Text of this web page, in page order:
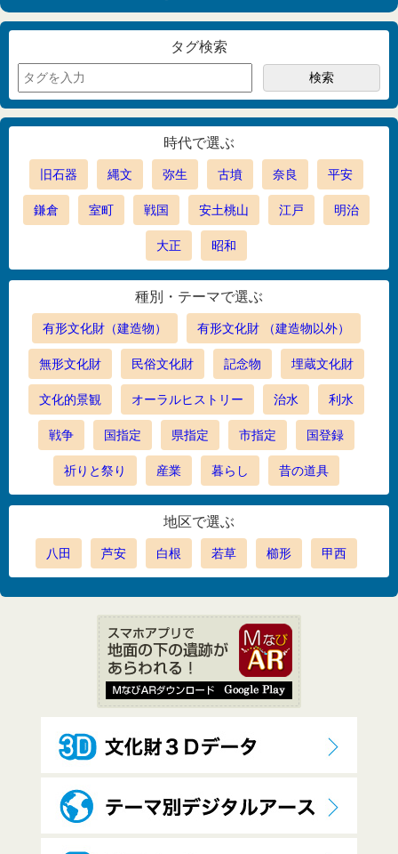
タグ検索
時代で選ぶ
旧石器 縄文 弥生 古墳 奈良 平安
鎌倉 室町 戦国 安土桃山 江戸 明治
大正 昭和
種別・テーマで選ぶ
有形文化財（建造物） 有形文化財 （建造物以外）
無形文化財 民俗文化財 記念物 埋蔵文化財
文化的景観 オーラルヒストリー 治水 利水
戦争 国指定 県指定 市指定 国登録
祈りと祭り 産業 暮らし 昔の道具
地区で選ぶ
八田 芦安 白根 若草 櫛形 甲西